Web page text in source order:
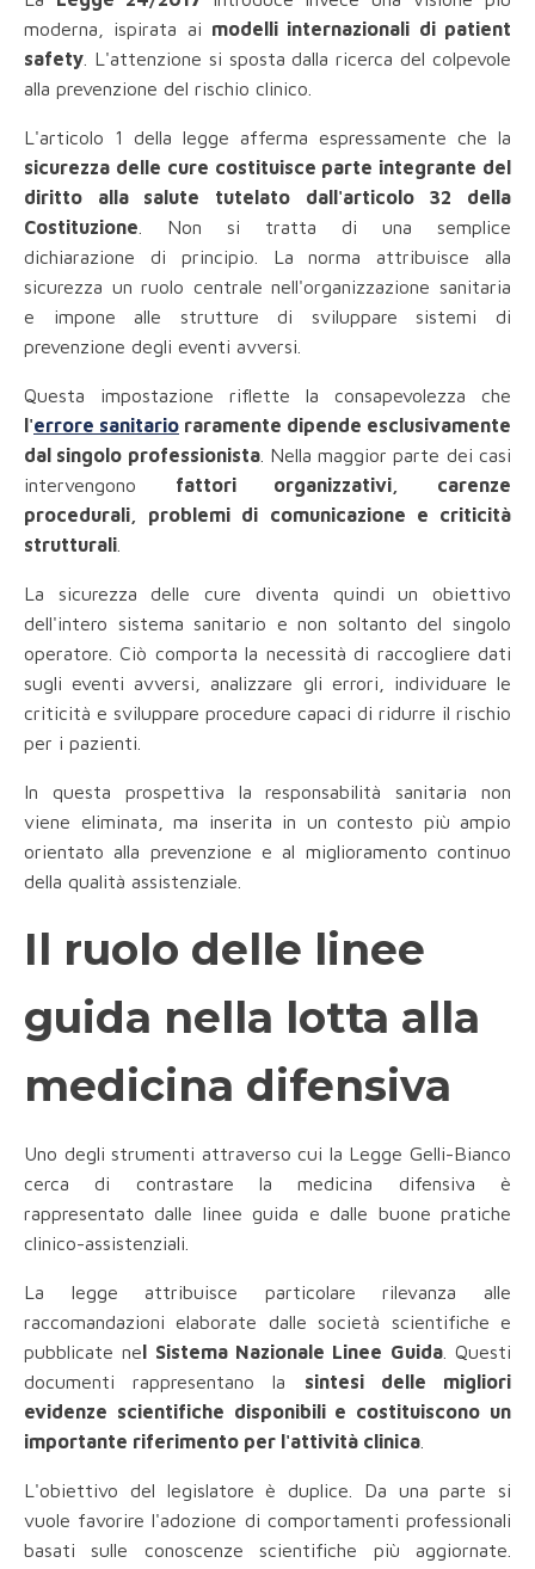
moderna, ispirata ai modelli internazionali di patient
safety . L'attenzione si sposta dalla ricerca del colpevole
alla prevenzione del rischio clinico.
L'articolo 1 della legge afferma espressamente che la
sicurezza delle cure costituisce parte integrante del
diritto alla salute tutelato dall'articolo 32 della
Costituzione . Non si tratta di una semplice
dichiarazione di principio. La norma attribuisce alla
sicurezza un ruolo centrale nell'organizzazione sanitaria
e impone alle strutture di sviluppare sistemi di
prevenzione degli eventi avversi.
Questa impostazione riflette la consapevolezza che
l'errore sanitario raramente dipende esclusivamente
dal singolo professionista. Nella maggior parte dei casi
intervengono fattori organizzativi, carenze
procedurali, problemi di comunicazione e criticità
strutturali
La sicurezza delle cure diventa quindi un obiettivo
dell'intero sistema sanitario e non soltanto del singolo
operatore. Ciò comporta la necessità di raccogliere dati
sugli eventi avversi, analizzare gli errori, individuare le
criticità e sviluppare procedure capaci di ridurre il rischio
per i pazienti.
In questa prospettiva la responsabilità sanitaria non
viene eliminata, ma inserita in un contesto più ampio
orientato alla prevenzione e al miglioramento continuo
della qualità assistenziale.
Il ruolo delle linee
guida nella lotta alla
medicina difensiva
Uno degli strumenti attraverso cui la Legge Gelli-Bianco
cerca di contrastare la medicina difensiva è
rappresentato dalle linee guida e dalle buone pratiche
clinico-assistenziali.
La legge attribuisce particolare rilevanza alle
raccomandazioni elaborate dalle società scientifiche e
pubblicate nel Sistema Nazionale Linee Guida. Questi
documenti rappresentano la sintesi delle migliori
evidenze scientifiche disponibili e costituiscono un
importante riferimento per l'attività clinica
L'obiettivo del legislatore è duplice. Da una parte si
vuole favorire l'adozione di comportamenti professionali
basati sulle conoscenze scientifiche più aggiornate.